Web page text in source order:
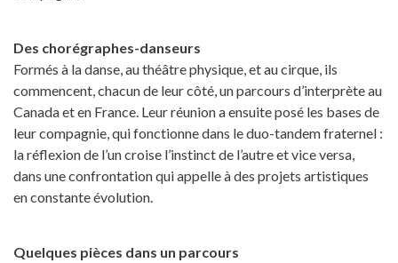
Des chorégraphes-danseurs
Formés à la danse, au théâtre physique, et au cirque, ils
commencent, chacun de leur côté, un parcours d’interprète au
Canada et en France. Leur réunion a ensuite posé les bases de
leur compagnie, qui fonctionne dans le duo-tandem fraternel :
la réflexion de l’un croise l’instinct de l’autre et vice versa,
dans une confrontation qui appelle à des projets artistiques
en constante évolution.
Quelques pièces dans un parcours